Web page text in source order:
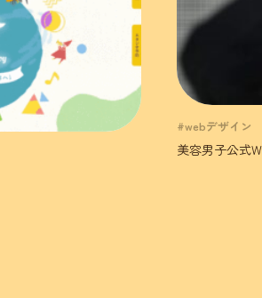
#webデザイン
美容男子公式